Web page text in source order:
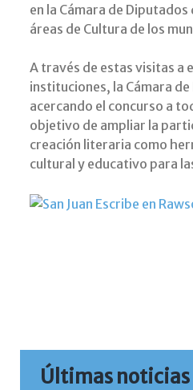
en la Cámara de Diputados
áreas de Cultura de los
A través de estas visitas a
instituciones, la Cámara
acercando el concurso a
objetivo de ampliar la
creación literaria como
cultural y educativo para
Últimas noticias